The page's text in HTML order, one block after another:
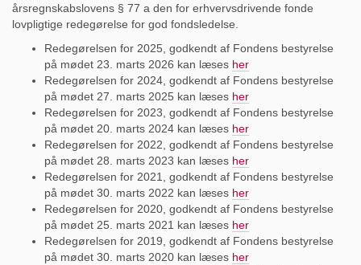
årsregnskabslovens § 77 a den for erhvervsdrivende fonde
lovpligtige redegørelse for god fondsledelse.
Redegørelsen for 2025, godkendt af Fondens bestyrelse
på mødet 23. marts 2026 kan læses her
Redegørelsen for 2024, godkendt af Fondens bestyrelse
på mødet 27. marts 2025 kan læses her
Redegørelsen for 2023, godkendt af Fondens bestyrelse
på mødet 20. marts 2024 kan læses her
Redegørelsen for 2022, godkendt af Fondens bestyrelse
på mødet 28. marts 2023 kan læses her
Redegørelsen for 2021, godkendt af Fondens bestyrelse
på mødet 30. marts 2022 kan læses her
Redegørelsen for 2020, godkendt af Fondens bestyrelse
på mødet 25. marts 2021 kan læses her
Redegørelsen for 2019, godkendt af Fondens bestyrelse
på mødet 30. marts 2020 kan læses her